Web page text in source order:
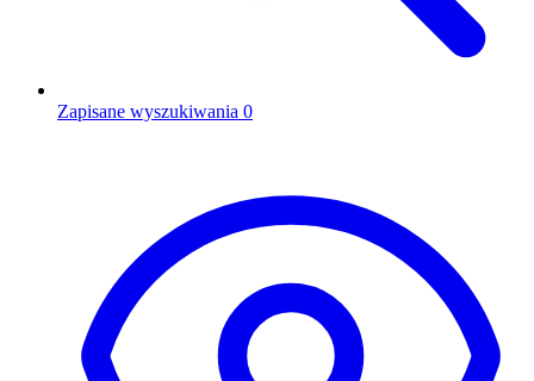
Zapisane wyszukiwania 0